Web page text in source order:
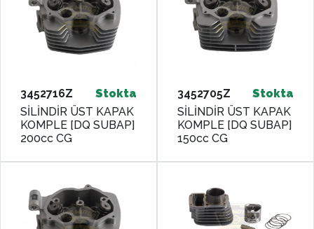
3452716Z
Stokta
SİLİNDİR ÜST KAPAK
KOMPLE [DQ SUBAP]
200cc CG
3452705Z
Stokta
SİLİNDİR ÜST KAPAK
KOMPLE [DQ SUBAP]
150cc CG